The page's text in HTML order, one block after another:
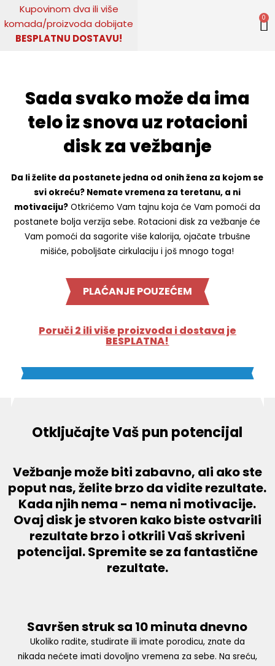
Pređi
na
sadržaj
Kupovinom dva ili više
komada/proizvoda dobijate
BESPLATNU DOSTAVU!
0
Sada svako može da ima
telo iz snova uz rotacioni
disk za vežbanje
Da li želite da postanete jedna od onih žena za kojom se
svi okreću? Nemate vremena za teretanu, a ni
motivaciju? Otkrićemo Vam tajnu koja će Vam pomoći da
postanete bolja verzija sebe. Rotacioni disk za vežbanje će
Vam pomoći da sagorite više kalorija, ojačate trbušne
mišiće, poboljšate cirkulaciju i još mnogo toga!
PLAĆANJE POUZEĆEM
Poruči 2 ili više proizvoda i dostava je
BESPLATNA!
Otključajte Vaš pun potencijal
Vežbanje može biti zabavno, ali ako ste
poput nas, želite brzo da vidite rezultate.
Kada njih nema - nema ni motivacije.
Ovaj disk je stvoren kako biste ostvarili
rezultate brzo i otkrili Vaš skriveni
potencijal. Spremite se za fantastične
rezultate.
Savršen struk sa 10 minuta dnevno
Ukoliko radite, studirate ili imate porodicu, znate da
nikada nećete imati dovoljno vremena za sebe. Na sreću,